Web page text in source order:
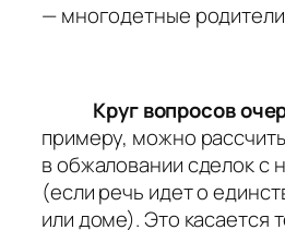
— многодетные
Круг вопросов
примеру, можно
в обжаловании сделок с
(если речь идет о
или доме). Это касается